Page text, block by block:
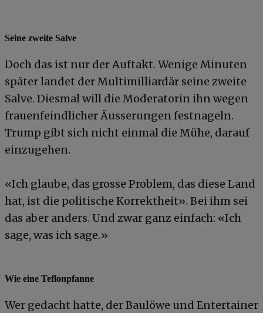
Seine zweite Salve
Doch das ist nur der Auftakt. Wenige Minuten
später landet der Multimilliardär seine zweite
Salve. Diesmal will die Moderatorin ihn wegen
frauenfeindlicher Äusserungen festnageln.
Trump gibt sich nicht einmal die Mühe, darauf
einzugehen.
«Ich glaube, das grosse Problem, das diese Land
hat, ist die politische Korrektheit». Bei ihm sei
das aber anders. Und zwar ganz einfach: «Ich
sage, was ich sage.»
Wie eine Teflonpfanne
Wer gedacht hatte, der Baulöwe und Entertainer